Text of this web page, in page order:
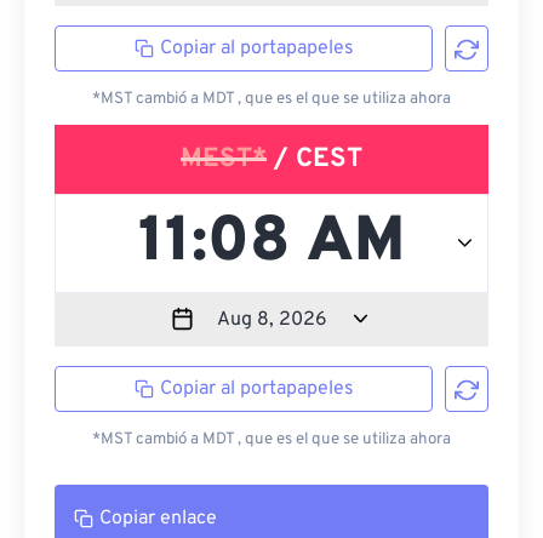
Copiar al portapapeles
*MST cambió a MDT , que es el que se utiliza ahora
MEST* / CEST
Copiar al portapapeles
*MST cambió a MDT , que es el que se utiliza ahora
Copiar enlace